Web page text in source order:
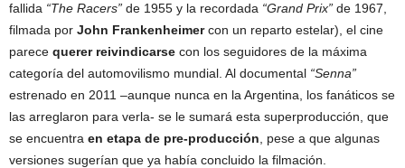
fallida “The Racers” de 1955 y la recordada “Grand Prix” de 1967,
filmada por John Frankenheimercon un reparto estelar), el cine
parece querer reivindicarse con los seguidores de la máxima
categoría del automovilismo mundial. Al documental “Senna”
estrenado en 2011 –aunque nunca en la Argentina, los fanáticos se
las arreglaron para verla- se le sumará esta superproducción, que
se encuentra en etapa de pre-producción , pese a que algunas
versiones sugerían que ya había concluido la filmación.